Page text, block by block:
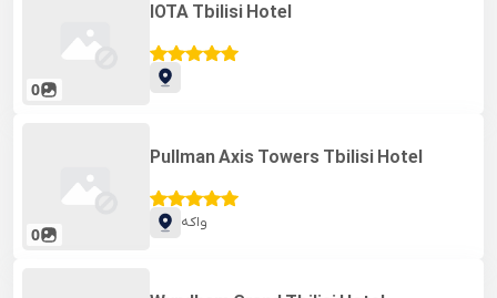
0
IOTA Tbilisi Hotel
0
Pullman Axis Towers Tbilisi Hotel
واکه